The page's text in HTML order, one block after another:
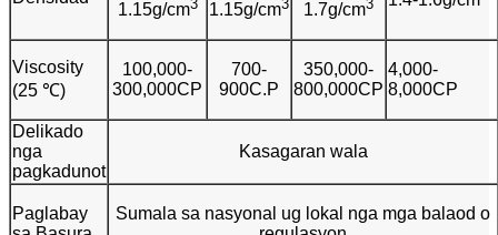
1.15g/cm3 1.15g/cm3 1.7g/cm3
Viscosity
(25 ℃)
100,000-
300,000CP
700-
900C.P
350,000-
800,000CP
4,000-
8,000CP
Delikado
nga
pagkadunot
Kasagaran wala
Paglabay
Sumala sa nasyonal ug lokal nga mga balaod o